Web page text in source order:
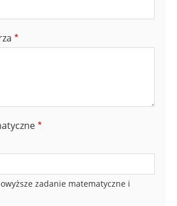
zadanie matematyczne i